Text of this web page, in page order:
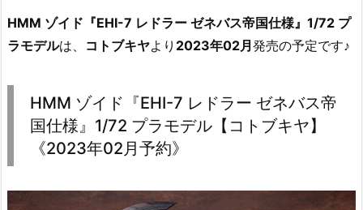
HMM ゾイド『EHI-7 レドラー ゼネバス帝国仕様』1/72 プ
ラモデルは、 コトブキヤより 2023年02月発売の予定です♪
HMM ゾイド『EHI-7 レドラー ゼネバス帝
国仕様』1/72 プラモデル【コトブキヤ】
《2023年02月予約》